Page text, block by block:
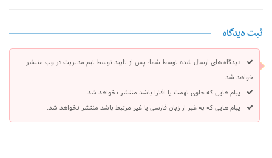
ثبت دیدگاه
دیدگاه های ارسال شده توسط شما، پس از تایید توسط تیم مدیریت در وب منتشر
خواهد شد.
پیام هایی که حاوی تهمت یا افترا باشد منتشر نخواهد شد.
پیام هایی که به غیر از زبان فارسی یا غیر مرتبط باشد منتشر نخواهد شد.